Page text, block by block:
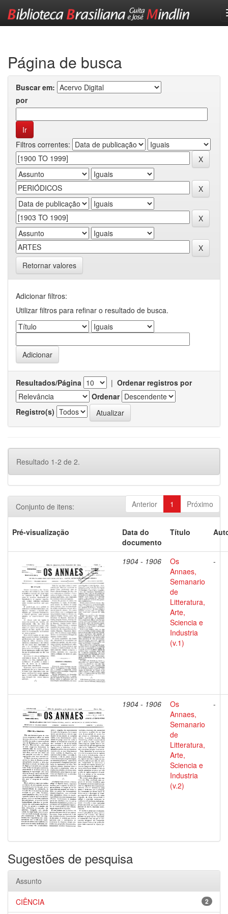
Página de busca
Buscar em:
por
Filtros correntes:
Retornar valores
Adicionar filtros:
Utilizar filtros para refinar o resultado de busca.
Resultados/Página | Ordenar registros por
Ordenar
Registro(s)
Resultado 1-2 de 2.
Anterior 1 Próximo
Conjunto de itens:
Pré-visualização
Data do
documento
Título
1904 - 1906
Os
Annaes,
Semanario
de
Litteratura,
Arte,
Sciencia e
Industria
(v.1)
-
1904 - 1906
Os
Annaes,
Semanario
de
Litteratura,
Arte,
Sciencia e
Industria
(v.2)
-
Sugestões de pesquisa
Assunto
2
CIÊNCIA